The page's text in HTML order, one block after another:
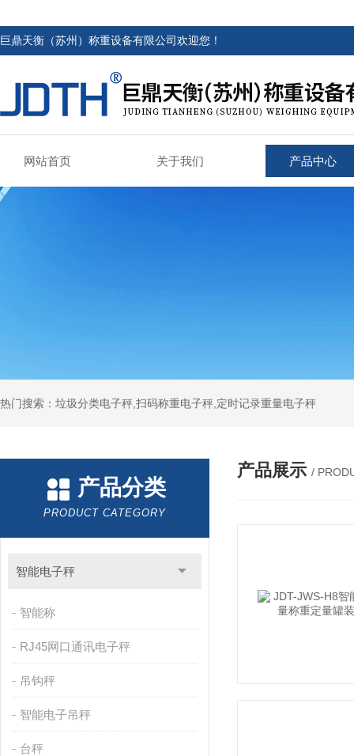
巨鼎天衡（苏州）称重设备有限公司欢迎您！
网站首页 关于我们 产品中心
热门搜索：垃圾分类电子秤,扫码称重电子秤,定时记录重量电子秤
产品分类
PRODUCT CATEGORY
智能电子秤
智能称
RJ45网口通讯电子秤
吊钩秤
智能电子吊秤
台秤
产品展示 /